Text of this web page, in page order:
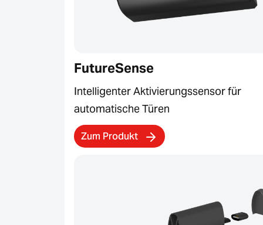
FutureSense
Intelligenter Aktivierungssensor für
automatische Türen
Zum Produkt